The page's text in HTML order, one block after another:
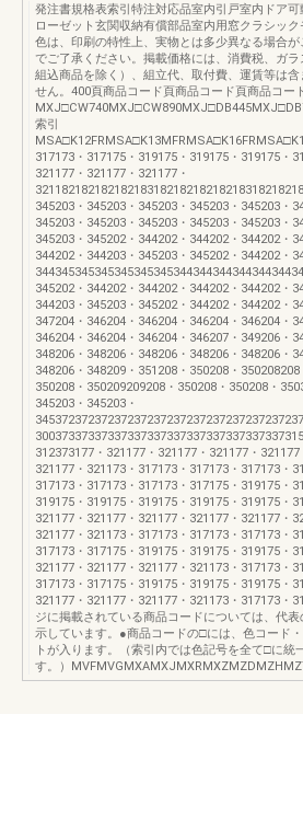
発注書規格表索引特注対応品室内引戸室内ドア可
ローゼット玄関収納有償部品室内用窓クラシッ
色は、印刷の特性上、実物とは多少異なる場合
でご了承ください。掲載価格には、消費税、ガラ
組込商品を除く）、組立代、取付費、運賃等は含
せん。400頁商品コード頁商品コード頁商品コー
索引
317173・317175・319175・319175・319175・
321177・321177・321177・
345203・345203・345203・345203・345203・
345203・345203・345203・345203・345203・
345203・345202・344202・344202・344202・
344202・344203・345203・345202・344202・
345202・344202・344202・344202・344202・
344203・345203・345202・344202・344202・
347204・346204・346204・346204・346204・
346204・346204・346204・346207・349206・
348206・348206・348206・348206・348206・
348206・348209・351208・350208・350208208
350208・350209209208・350208・350208・
345203・345203・
312373177・321177・321177・321177・321177
321177・321173・317173・317173・317173・
317173・317173・317173・317175・319175・
319175・319175・319175・319175・319175・
321177・321177・321177・321177・321177・
321177・321173・317173・317173・317173・
317173・317175・319175・319175・319175・
321177・321177・321177・321173・317173・
317173・317175・319175・319175・319175・
321177・321177・321177・321173・317173・
ジに掲載されている商品コードについては、代表
示しています。●商品コードの□には、色コード
トが入ります。（索引内では色記号を全て□に統
す。）